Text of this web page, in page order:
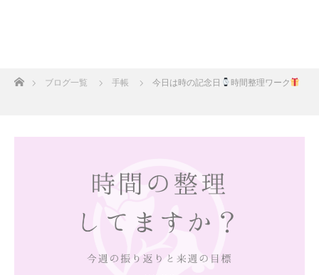
ホームブログ一覧 手帳 今日は時の記念日 時間整理ワーク